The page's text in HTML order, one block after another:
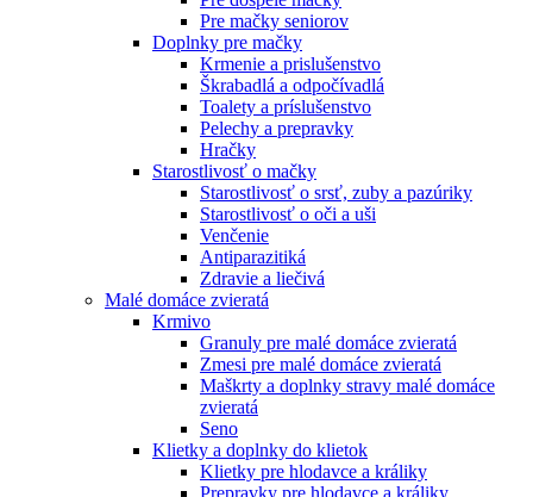
Pre mačky seniorov
Doplnky pre mačky
Krmenie a prislušenstvo
Škrabadlá a odpočívadlá
Toalety а príslušenstvo
Pelechy a prepravky
Hračky
Starostlivosť o mačky
Starostlivosť o srsť, zuby a pazúriky
Starostlivosť o oči a uši
Venčenie
Antiparazitiká
Zdravie a liečivá
Malé domáce zvieratá
Krmivo
Granuly pre malé domáce zvieratá
Zmesi pre malé domáce zvieratá
Maškrty a doplnky stravy malé domáce
zvieratá
Seno
Klietky a doplnky do klietok
Klietky pre hlodavce a králiky
Prepravky pre hlodavce a králiky